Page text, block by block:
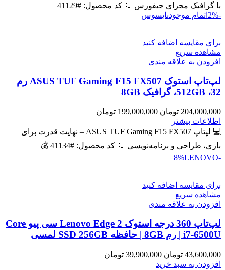
با گرافیک مجزای جیفورس 🔖 کد محصول: #41129
-2%
اتمام موجودیایسوس
برای مقایسه اضافه کنید
مشاهده سریع
افزودن به علاقه مندی
لپ‌تاپ استوک ASUS TUF Gaming F15 FX507 رم
32، 512GB، گرافیک 8GB
204,000,000 تومان قیمت
204,000,000 تومان
199,000,000 تومان
199,000,000 تومان
است.
اطلاعات بیشتر
💻 لپتاپ ASUS TUF Gaming F15 FX507 – نهایت قدرت برای
بازی، طراحی و برنامه‌نویسی 🔖 کد محصول: #41134 💰
-8%
LENOVO
برای مقایسه اضافه کنید
مشاهده سریع
افزودن به علاقه مندی
لپ‌تاپ 360 درجه استوک Lenovo Edge 2 سی پیو Core
i7-6500U | رم 8GB | حافظه SSD 256GB لمسی
43,600,000 تومان قیمت
اصلی
39,900,000 تومان
افزودن به سبد خرید